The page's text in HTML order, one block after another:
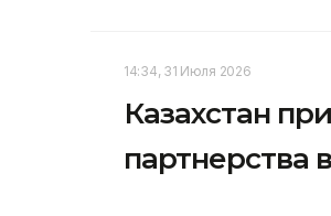
14:34, 31 Июля 2026
Казахстан
партнерства